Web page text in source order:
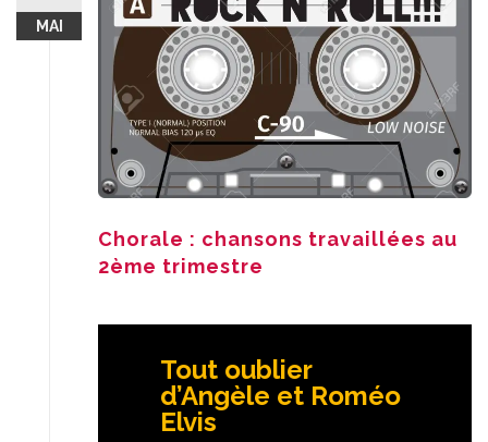
MAI
Chorale : chansons travaillées au
2ème trimestre
Tout oublier
d’Angèle et Roméo
Elvis